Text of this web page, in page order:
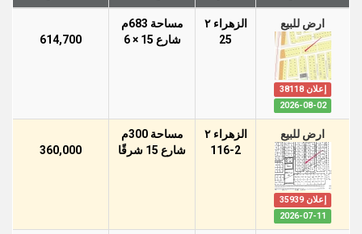
ارض للبيع
إعلان 38118
2026-08-02
الزهراء ٢
25
مساحة 683م
شارع 15 × 6
614,700
ارض للبيع
إعلان 35939
2026-07-11
الزهراء ٢
116-2
مساحة 300م
شارع 15 شرقًا
360,000